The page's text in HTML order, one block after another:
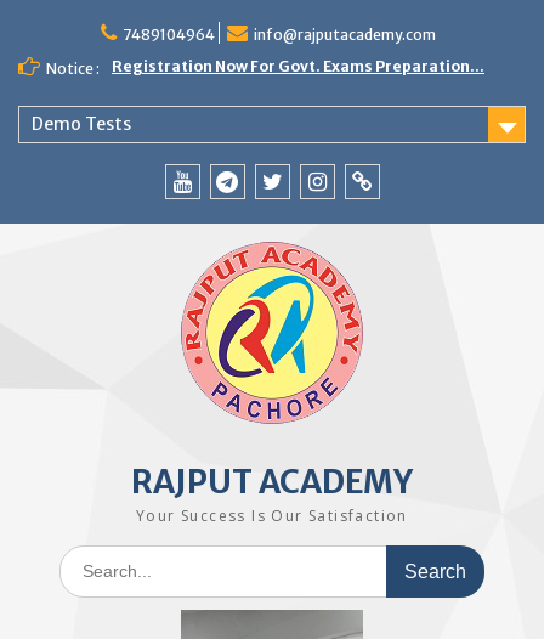
content
7489104964
info@rajputacademy.com
Notice :
Registration Now For Govt. Exams Preparation...
Demo Tests
RAJPUT ACADEMY
Your Success Is Our Satisfaction
Search
for: